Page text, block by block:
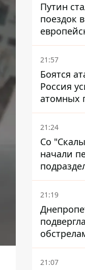
Путин
поездок
куда
дроны
21:57
Боятся
Россия
атомных
км от
21:24
Со
начали
21:19
21:07